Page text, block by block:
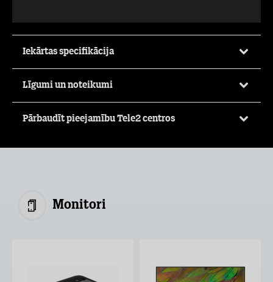
Iekārtas specifikācija
Līgumi un noteikumi
Pārbaudīt pieejamību Tele2 centros
Monitori